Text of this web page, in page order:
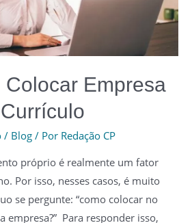
Colocar Empresa
/ Blog / Por Redação CP
próprio é realmente um fator
Por isso, nesses casos, é muito
se pergunte: “como colocar no
empresa?” Para responder isso,